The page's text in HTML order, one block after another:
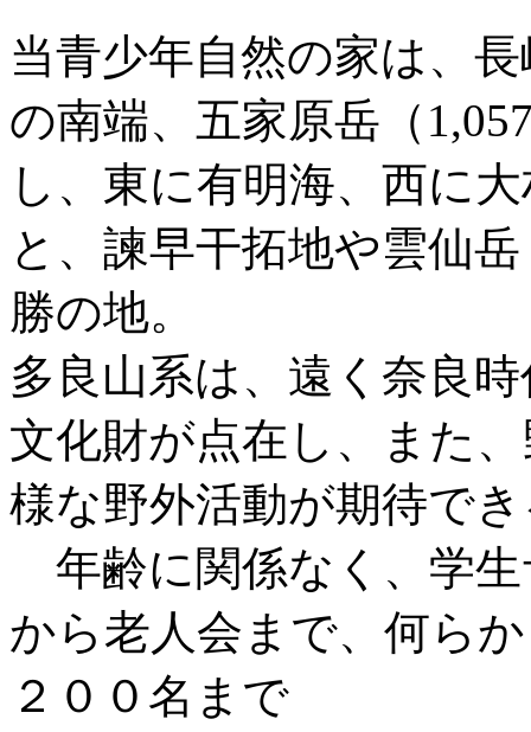
当青少年自然の家は、
の南端、五家原岳（
し、東に有明海、西に
と、諫早干拓地や雲仙
勝の地。
多良山系は、遠く奈良
文化財が点在し、また
様な野外活動が期待で
年齢に関係なく、学生
から老人会まで、何ら
２００名まで